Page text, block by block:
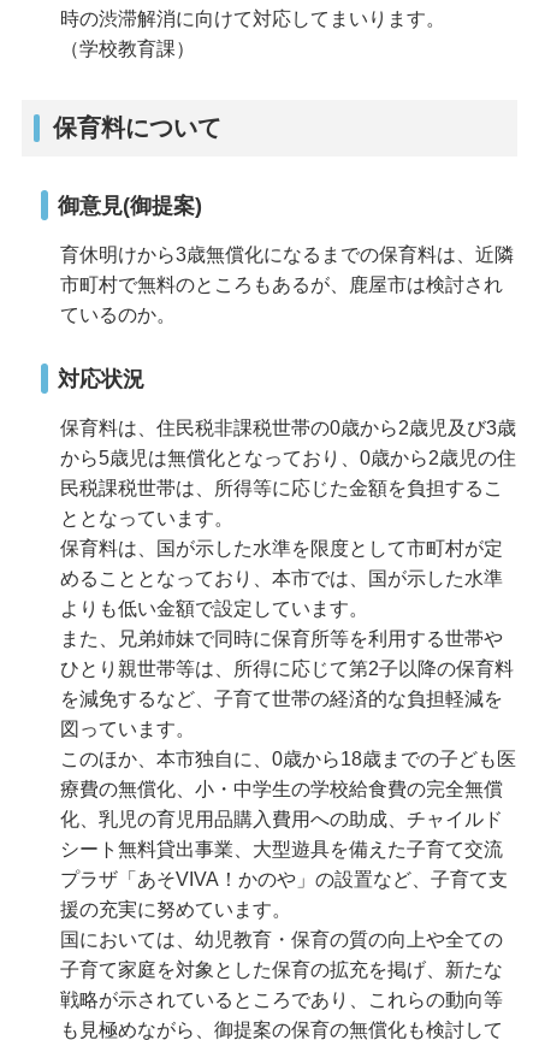
時の渋滞解消に向けて対応してまいります。
（学校教育課）
保育料について
御意見(御提案)
育休明けから3歳無償化になるまでの保育料は、近隣
市町村で無料のところもあるが、鹿屋市は検討され
ているのか。
対応状況
保育料は、住民税非課税世帯の0歳から2歳児及び3歳
から5歳児は無償化となっており、0歳から2歳児の住
民税課税世帯は、所得等に応じた金額を負担するこ
ととなっています。
保育料は、国が示した水準を限度として市町村が定
めることとなっており、本市では、国が示した水準
よりも低い金額で設定しています。
また、兄弟姉妹で同時に保育所等を利用する世帯や
ひとり親世帯等は、所得に応じて第2子以降の保育料
を減免するなど、子育て世帯の経済的な負担軽減を
図っています。
このほか、本市独自に、0歳から18歳までの子ども医
療費の無償化、小・中学生の学校給食費の完全無償
化、乳児の育児用品購入費用への助成、チャイルド
シート無料貸出事業、大型遊具を備えた子育て交流
プラザ「あそVIVA！かのや」の設置など、子育て支
援の充実に努めています。
国においては、幼児教育・保育の質の向上や全ての
子育て家庭を対象とした保育の拡充を掲げ、新たな
戦略が示されているところであり、これらの動向等
も見極めながら、御提案の保育の無償化も検討して